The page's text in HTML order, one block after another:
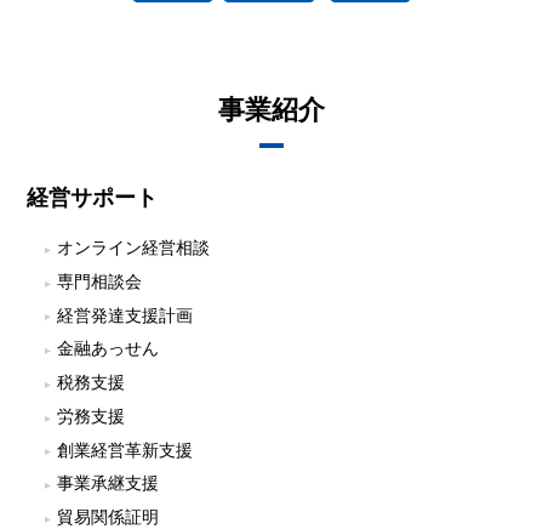
事業紹介
経営サポート
オンライン経営相談
専門相談会
経営発達支援計画
金融あっせん
税務支援
労務支援
創業経営革新支援
事業承継支援
貿易関係証明